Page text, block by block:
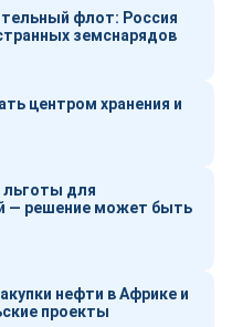
флот: Россия
земснарядов
центром хранения и
льготы для
— решение может быть
нефти в Африке и
проекты